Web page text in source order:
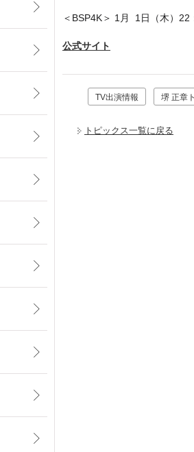
＜BSP4K＞ 1月 1日（木）22
公式サイト
TV出演情報 堺 正章
トピックス一覧に戻る